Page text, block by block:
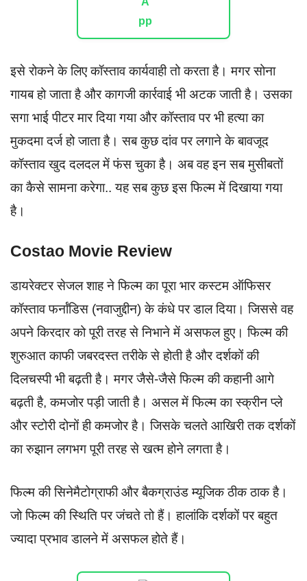
इसे रोकने के लिए कॉस्‍ताव कार्यवाही तो करता है। मगर सोना
गायब हो जाता है और कागजी कार्रवाई भी अटक जाती है। उसका
सगा भाई पीटर मार दिया गया और कॉस्‍ताव पर भी हत्या का
मुकदमा दर्ज हो जाता है। सब कुछ दांव पर लगाने के बावजूद
कॉस्‍ताव खुद दलदल में फंस चुका है। अब वह इन सब मुसीबतों
का कैसे सामना करेगा.. यह सब कुछ इस फिल्म में दिखाया गया
है।
Costao Movie Review
डायरेक्टर सेजल शाह ने फिल्म का पूरा भार कस्टम ऑफिसर
कॉस्‍ताव फर्नांडिस (नवाजुद्दीन) के कंधे पर डाल दिया। जिससे वह
अपने किरदार को पूरी तरह से निभाने में असफल हुए। फिल्म की
शुरुआत काफी जबरदस्त तरीके से होती है और दर्शकों की
दिलचस्पी भी बढ़ती है। मगर जैसे-जैसे फिल्म की कहानी आगे
बढ़ती है, कमजोर पड़ी जाती है। असल में फिल्म का स्क्रीन प्ले
और स्टोरी दोनों ही कमजोर है। जिसके चलते आखिरी तक दर्शकों
का रुझान लगभग पूरी तरह से खत्म होने लगता है।
फिल्म की सिनेमैटोग्राफी और बैकग्राउंड म्यूजिक ठीक ठाक है।
जो फिल्म की स्थिति पर जंचते तो हैं। हालांकि दर्शकों पर बहुत
ज्यादा प्रभाव डालने में असफल होते हैं।